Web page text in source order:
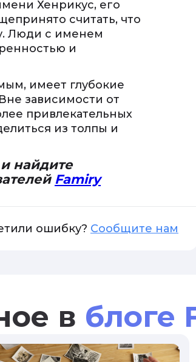
Хенрикус, его
считать, что
Люди с именем
и
имеет глубокие
зависимости от
привлекательных
из толпы и
найдите
Famiry
ошибку? Сообщите нам
в блоге